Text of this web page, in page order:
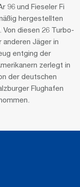
96 und Fieseler Fi
hergestellten
diesen 26 Turbo-
Jäger in
entging der
zerlegt in
der deutschen
Flughafen